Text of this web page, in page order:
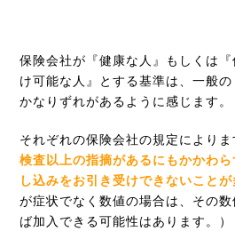
保険会社が『健康な人』もしくは
け可能な人』とする基準は、一般
かなりずれがあるように感じます。
それぞれの保険会社の規定により
検査以上の指摘があるにもかかわ
し込みをお引き受けできないことが
が症状でなく数値の場合は、その
ば加入できる可能性はあります。）